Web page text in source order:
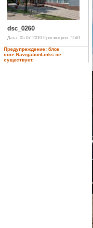
dsc_0260
Дата: 05.07.2010 Просмотров: 1561
Предупреждение: блок
core.NavigationLinks не
существует.